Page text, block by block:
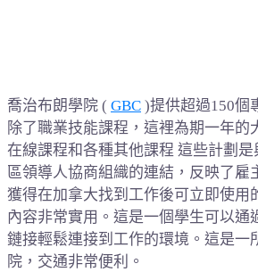
喬治布朗學院 ( GBC )提供超過150個
除了職業技能課程，這裡為期一年的
在線課程和各種其他課程 這些計劃
區領導人協商組織的連結，反映了雇
獲得在加拿大找到工作後可立即使用
內容非常實用。這是一個學生可以通
鏈接輕鬆連接到工作的環境。這是一
院，交通非常便利。